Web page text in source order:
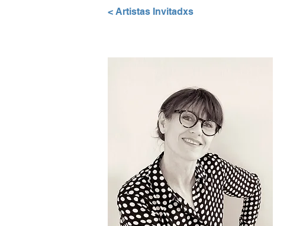
< Artistas Invitadxs